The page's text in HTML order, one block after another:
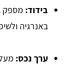
בידוד: מספק
באנרגיה
ערך נכס: